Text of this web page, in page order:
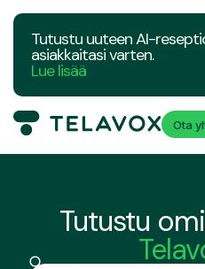
Tutustu uuteen AI-
asiakkaitasi varten.
Lue lisää
Ota
Tutustu